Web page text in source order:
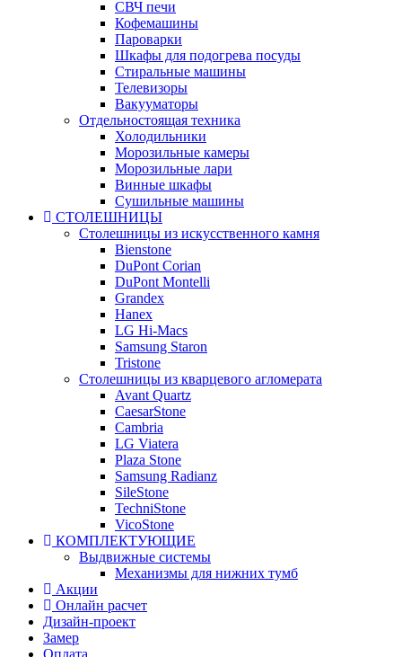
СВЧ печи
Кофемашины
Пароварки
Шкафы для подогрева посуды
Стиральные машины
Телевизоры
Вакууматоры
Отдельностоящая техника
Холодильники
Морозильные камеры
Морозильные лари
Винные шкафы
Сушильные машины
СТОЛЕШНИЦЫ
Столешницы из искусственного камня
Bienstone
DuPont Corian
DuPont Montelli
Grandex
Hanex
LG Hi-Macs
Samsung Staron
Tristone
Столешницы из кварцевого агломерата
Avant Quartz
CaesarStone
Cambria
LG Viatera
Plaza Stone
Samsung Radianz
SileStone
TechniStone
VicoStone
КОМПЛЕКТУЮЩИЕ
Выдвижные системы
Механизмы для нижних тумб
Акции
Онлайн расчет
Дизайн-проект
Замер
Оплата